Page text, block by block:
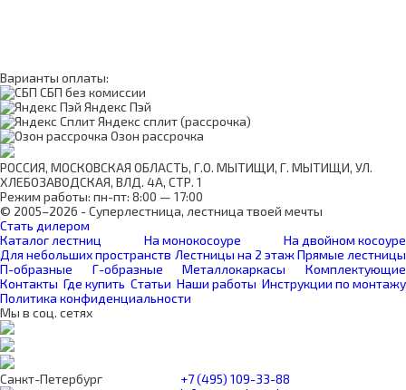
Варианты оплаты:
СБП без комиссии
Яндекс Пэй
Яндекс сплит (рассрочка)
Озон рассрочка
РОССИЯ, МОСКОВСКАЯ ОБЛАСТЬ, Г.О. МЫТИЩИ, Г. МЫТИЩИ, УЛ.
ХЛЕБОЗАВОДСКАЯ, ВЛД. 4А, СТР. 1
Режим работы: пн-пт: 8:00 — 17:00
© 2005–2026 - Суперлестница, лестница твоей мечты
Стать дилером
Каталог лестниц
На монокосоуре
На двойном косоуре
Для небольших пространств Лестницы на 2 этаж Прямые лестницы
П-образные
Г-образные Металлокаркасы
Комплектующие
Контакты Где купить Статьи Наши работы Инструкции по монтажу
Политика конфиденциальности
Мы в соц. сетях
Санкт-Петербург
+7 (495) 109-33-88